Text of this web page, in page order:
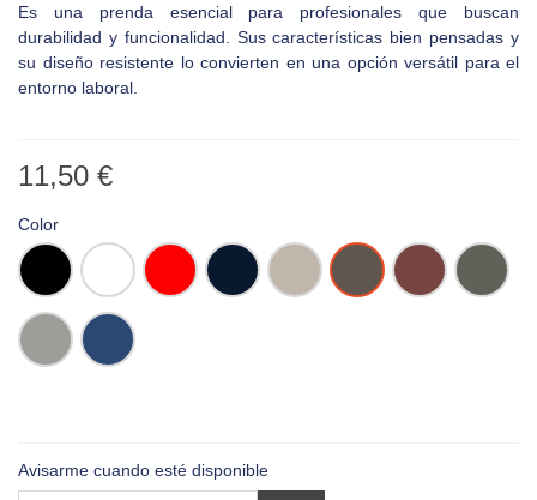
Es una prenda esencial para profesionales que buscan
durabilidad y funcionalidad. Sus características bien pensadas y
su diseño resistente lo convierten en una opción versátil para el
entorno laboral.
11,50 €
Color
Negro
Blanco Rojo Navy Beige ChocolateWine
Gris
Oscuro
Gris
Claro
Denim
Avisarme cuando esté disponible